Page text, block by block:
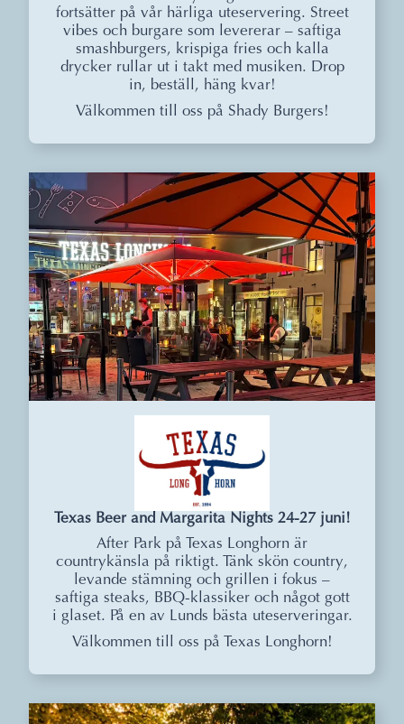
fortsätter på vår härliga uteservering. Street
vibes och burgare som levererar – saftiga
smashburgers, krispiga fries och kalla
drycker rullar ut i takt med musiken. Drop
in, beställ, häng kvar!
Välkommen till oss på Shady Burgers!
Texas Beer and Margarita Nights 24-27 juni!
After Park på Texas Longhorn är
countrykänsla på riktigt. Tänk skön country,
levande stämning och grillen i fokus –
saftiga steaks, BBQ-klassiker och något gott
i glaset. På en av Lunds bästa uteserveringar.
Välkommen till oss på Texas Longhorn!